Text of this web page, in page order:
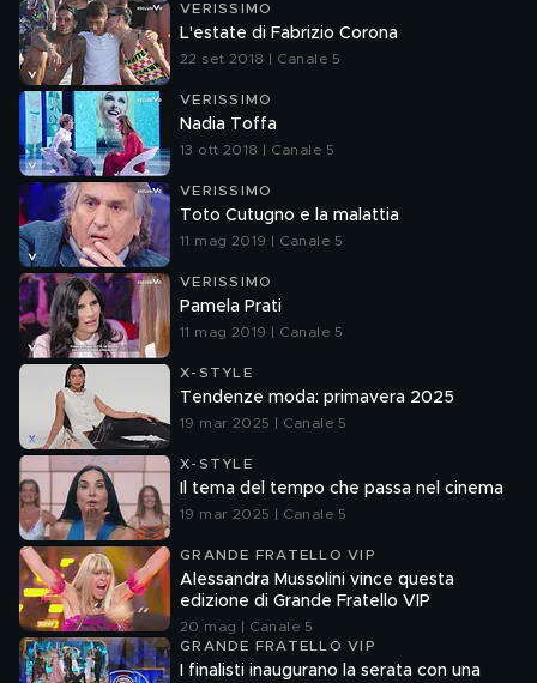
VERISSIMO
L'estate di Fabrizio Corona
22 set 2018 | Canale 5
VERISSIMO
Nadia Toffa
13 ott 2018 | Canale 5
VERISSIMO
Toto Cutugno e la malattia
11 mag 2019 | Canale 5
VERISSIMO
Pamela Prati
11 mag 2019 | Canale 5
X-STYLE
Tendenze moda: primavera 2025
19 mar 2025 | Canale 5
X-STYLE
Il tema del tempo che passa nel cinema
19 mar 2025 | Canale 5
GRANDE FRATELLO VIP
Alessandra Mussolini vince questa
edizione di Grande Fratello VIP
20 mag | Canale 5
GRANDE FRATELLO VIP
I finalisti inaugurano la serata con una